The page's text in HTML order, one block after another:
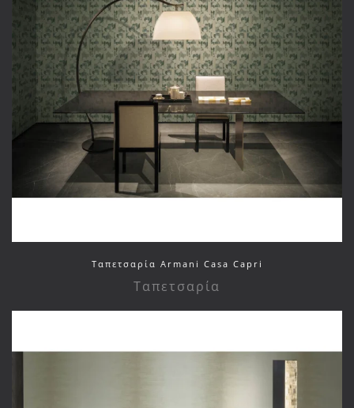
Ταπετσαρία Armani Casa Capri
Ταπετσαρία